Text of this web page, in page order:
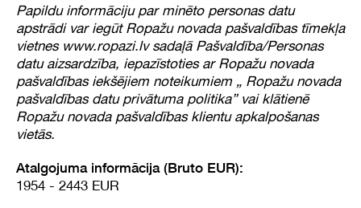
Papildu informāciju par minēto personas datu
apstrādi var iegūt Ropažu novada pašvaldības tīmekļa
vietnes www.ropazi.lv sadaļā Pašvaldība/Personas
datu aizsardzība, iepazīstoties ar Ropažu novada
pašvaldības iekšējiem noteikumiem „ Ropažu novada
pašvaldības datu privātuma politika” vai klātienē
Ropažu novada pašvaldības klientu apkalpošanas
vietās.
Atalgojuma informācija (Bruto EUR):
1954 - 2443 EUR